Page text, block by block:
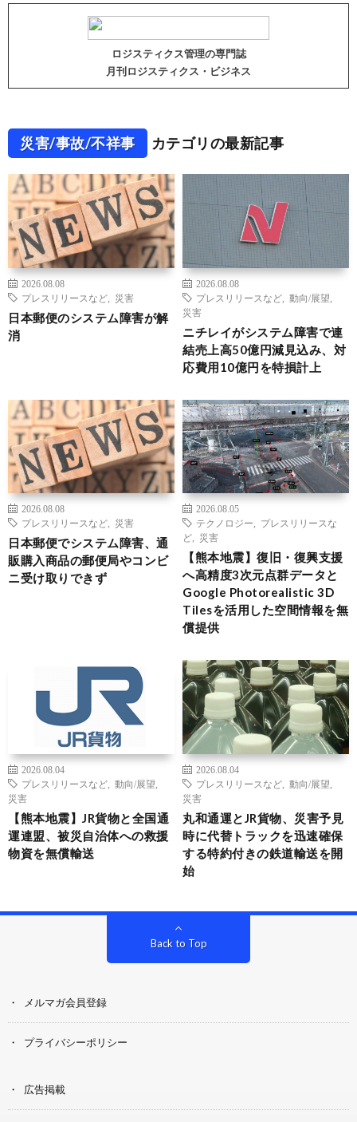
ロジスティクス管理の専門誌
月刊ロジスティクス・ビジネス
災害/事故/不祥事 カテゴリの最新記事
2026.08.08
プレスリリースなど
災害
日本郵便のシステム障害が解
消
2026.08.08
プレスリリースなど
動向/展望
災害
ニチレイがシステム障害で連
結売上高50億円減見込み、対
応費用10億円を特損計上
2026.08.08
プレスリリースなど
災害
日本郵便でシステム障害、通
販購入商品の郵便局やコンビ
ニ受け取りできず
2026.08.05
テクノロジー
プレスリリースな
ど
災害
【熊本地震】復旧・復興支援
へ高精度3次元点群データと
Google Photorealistic 3D
Tilesを活用した空間情報を無
償提供
2026.08.04
プレスリリースなど
動向/展望
災害
【熊本地震】JR貨物と全国通
運連盟、被災自治体への救援
物資を無償輸送
2026.08.04
プレスリリースなど
動向/展望
災害
丸和通運とJR貨物、災害予見
時に代替トラックを迅速確保
する特約付きの鉄道輸送を開
始
Back to Top
メルマガ会員登録
プライバシーポリシー
広告掲載